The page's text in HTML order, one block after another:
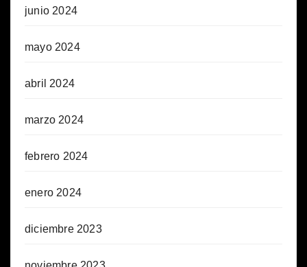
junio 2024
mayo 2024
abril 2024
marzo 2024
febrero 2024
enero 2024
diciembre 2023